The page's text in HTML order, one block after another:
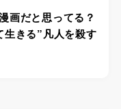
画だと思ってる？
生きる”凡人を殺す